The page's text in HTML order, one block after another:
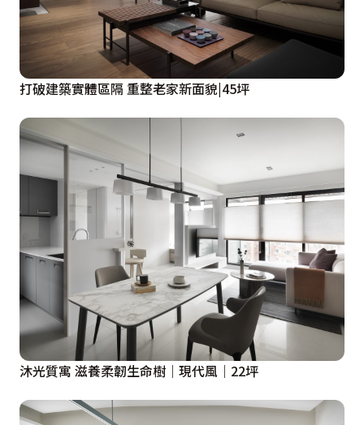
打破建築實體區隔 重整老家新面貌|45坪
沐光質寓 滋養柔韌生命樹｜現代風｜22坪